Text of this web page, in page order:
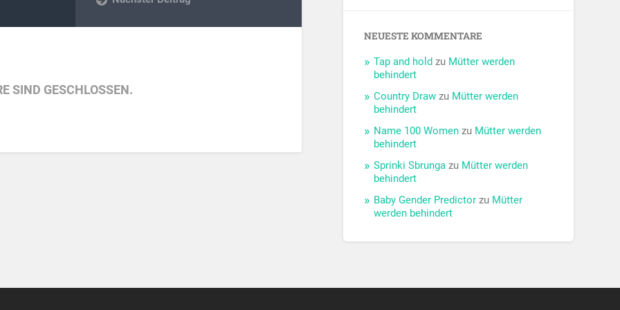
SIND GESCHLOSSEN.
NEUESTE KOMMENTARE
Tap and hold zu Mütter werden
behindert
Country Draw zu Mütter werden
behindert
Name 100 Women zu Mütter werden
behindert
Sprinki Sbrunga zu Mütter werden
behindert
Baby Gender Predictor zu Mütter
werden behindert